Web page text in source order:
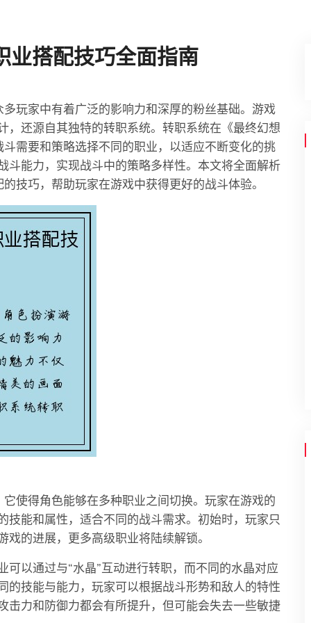
业搭配技巧全面指南
玩家中有着广泛的影响力和深厚的粉丝基础。游戏
还源自其独特的转职系统。转职系统在《最终幻想
需要和策略选择不同的职业，以适应不断变化的挑
斗能力，实现战斗中的策略多样性。本文将全面解析
技巧，帮助玩家在游戏中获得更好的战斗体验。
使得角色能够在多种职业之间切换。玩家在游戏的
能和属性，适合不同的战斗需求。初始时，玩家只
的进展，更多高级职业将陆续解锁。
以通过与“水晶”互动进行转职，而不同的水晶对应
技能与能力，玩家可以根据战斗形势和敌人的特性
击力和防御力都会有所提升，但可能会失去一些敏捷